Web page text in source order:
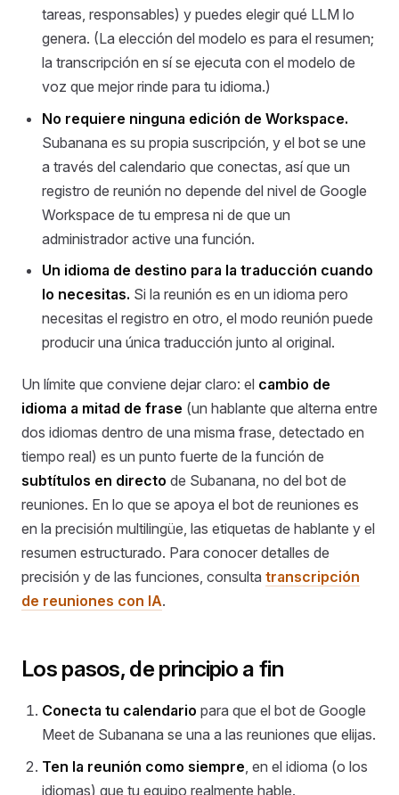
tareas, responsables) y puedes elegir qué LLM lo
genera. (La elección del modelo es para el resumen;
la transcripción en sí se ejecuta con el modelo de
voz que mejor rinde para tu idioma.)
No requiere ninguna edición de Workspace.
Subanana es su propia suscripción, y el bot se une
a través del calendario que conectas, así que un
registro de reunión no depende del nivel de Google
Workspace de tu empresa ni de que un
administrador active una función.
Un idioma de destino para la traducción cuando
lo necesitas. Si la reunión es en un idioma pero
necesitas el registro en otro, el modo reunión puede
producir una única traducción junto al original.
Un límite que conviene dejar claro: el cambio de
idioma a mitad de frase (un hablante que alterna entre
dos idiomas dentro de una misma frase, detectado en
tiempo real) es un punto fuerte de la función de
subtítulos en directo de Subanana, no del bot de
reuniones. En lo que se apoya el bot de reuniones es
en la precisión multilingüe, las etiquetas de hablante y el
resumen estructurado. Para conocer detalles de
precisión y de las funciones, consulta transcripción
de reuniones con IA.
Los pasos, de principio a fin
Conecta tu calendario para que el bot de Google
Meet de Subanana se una a las reuniones que elijas.
Ten la reunión como siempre, en el idioma (o los
idiomas) que tu equipo realmente hable.